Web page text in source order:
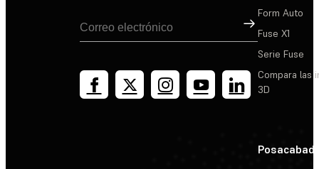
Suscribirse
Form Auto
Fuse X1
Serie Fuse
Compara las
3D